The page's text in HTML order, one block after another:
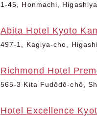
1-45, Honmachi,
Abita Hotel Kyoto
497-1, Kagiya-cho,
Richmond Hotel
565-3 Kita Fudōdō-chō,
Hotel Excellence